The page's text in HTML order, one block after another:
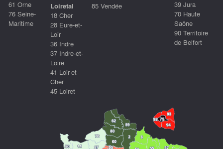
61 Orne
76 Seine-
Maritime
Loiretal
18 Cher
28 Eure-et-
Loir
36 Indre
37 Indre-et-
Loire
41 Loir-et-
Cher
45 Loiret
85 Vendée
39 Jura
70 Haute
Saône
90 Territoire
de Belfort